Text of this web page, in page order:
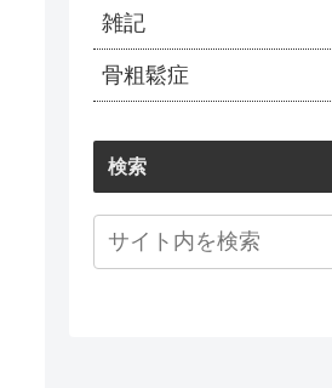
雑記
骨粗鬆症
検索